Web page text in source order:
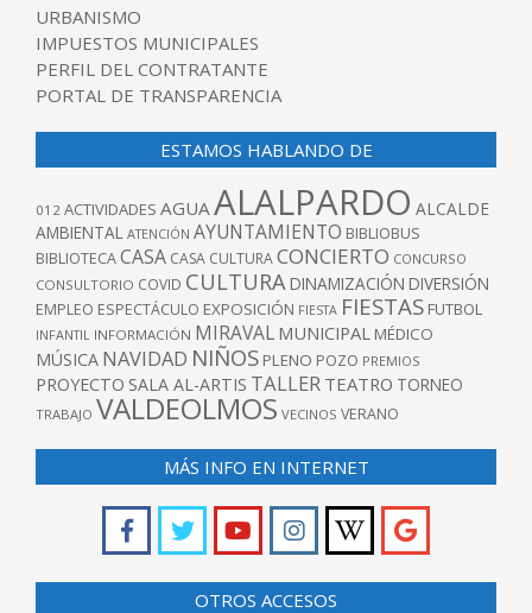
URBANISMO
IMPUESTOS MUNICIPALES
PERFIL DEL CONTRATANTE
PORTAL DE TRANSPARENCIA
ESTAMOS HABLANDO DE
012 ACTIVIDADES AGUAALALPARDO ALCALDE
AMBIENTAL ATENCIÓN AYUNTAMIENTO BIBLIOBUS
BIBLIOTECACASA CASA CULTURACONCIERTO CONCURSO
CONSULTORIO COVID CULTURA DINAMIZACIÓN DIVERSIÓN
EMPLEO ESPECTÁCULO EXPOSICIÓN FIESTA FIESTAS FUTBOL
INFANTIL INFORMACIÓN MIRAVAL MUNICIPAL MÉDICO
MÚSICA NAVIDAD NIÑOS PLENO POZO PREMIOS
PROYECTO SALA AL-ARTIS TALLER TEATRO TORNEO
TRABAJO VALDEOLMOS VECINOS VERANO
MÁS INFO EN INTERNET
OTROS ACCESOS